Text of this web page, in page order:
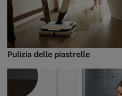
Pulizia delle piastrelle